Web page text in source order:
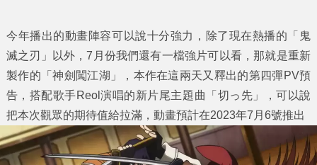
今年播出的動畫陣容可以說十分強力，除了現在熱播的「鬼
滅之刃」以外，7月份我們還有一檔強片可以看，那就是重新
製作的「神劍闖江湖 」，本作在這兩天又釋出的第四彈PV預
告，搭配歌手Reol演唱的新片尾主題曲「切っ先」，可以說
把本次觀眾的期待值給拉滿，動畫預計在2023年7月6號推出